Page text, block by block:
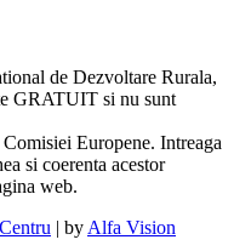
de Dezvoltare Rurala,
GRATUIT si nu sunt
Europene. Intreaga
si coerenta acestor
web.
| by Alfa Vision